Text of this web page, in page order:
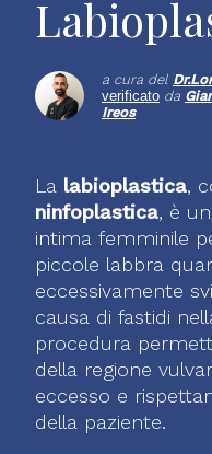
a cura del Dr.
verificato da
Ireos
La labioplastica,
ninfoplastica, è
intima femminile
piccole labbra
eccessivamente
causa di fastidi
procedura
della regione
eccesso e
della paziente.